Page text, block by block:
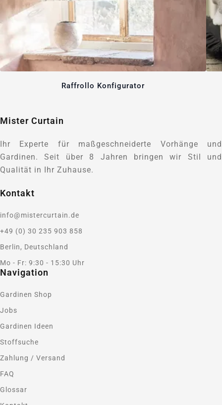
Raffrollo Konfigurator
Mister Curtain
Ihr Experte für maßgeschneiderte Vorhänge und
Gardinen. Seit über 8 Jahren bringen wir Stil und
Qualität in Ihr Zuhause.
Kontakt
info@mistercurtain.de
+49 (0) 30 235 903 858
Berlin, Deutschland
Mo - Fr: 9:30 - 15:30 Uhr
Navigation
Gardinen Shop
Jobs
Gardinen Ideen
Stoffsuche
Zahlung / Versand
FAQ
Glossar